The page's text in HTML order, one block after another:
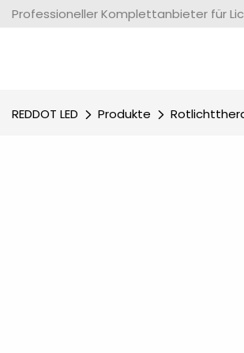
Professioneller Komplettanbieter für
REDDOT LED Produkte